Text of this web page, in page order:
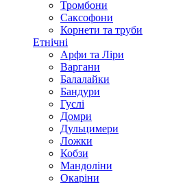
Тромбони
Саксофони
Корнети та труби
Етнічні
Арфи та Ліри
Варгани
Балалайки
Бандури
Гуслі
Домри
Дульцимери
Ложки
Кобзи
Мандоліни
Окаріни